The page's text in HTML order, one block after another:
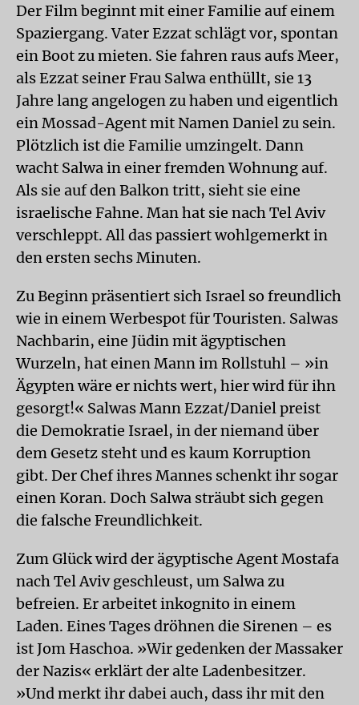
Der Film beginnt mit einer Familie auf einem
Spaziergang. Vater Ezzat schlägt vor, spontan
ein Boot zu mieten. Sie fahren raus aufs Meer,
als Ezzat seiner Frau Salwa enthüllt, sie 13
Jahre lang angelogen zu haben und eigentlich
ein Mossad-Agent mit Namen Daniel zu sein.
Plötzlich ist die Familie umzingelt. Dann
wacht Salwa in einer fremden Wohnung auf.
Als sie auf den Balkon tritt, sieht sie eine
israelische Fahne. Man hat sie nach Tel Aviv
verschleppt. All das passiert wohlgemerkt in
den ersten sechs Minuten.
Zu Beginn präsentiert sich Israel so freundlich
wie in einem Werbespot für Touristen. Salwas
Nachbarin, eine Jüdin mit ägyptischen
Wurzeln, hat einen Mann im Rollstuhl – »in
Ägypten wäre er nichts wert, hier wird für ihn
gesorgt!« Salwas Mann Ezzat/Daniel preist
die Demokratie Israel, in der niemand über
dem Gesetz steht und es kaum Korruption
gibt. Der Chef ihres Mannes schenkt ihr sogar
einen Koran. Doch Salwa sträubt sich gegen
die falsche Freundlichkeit.
Zum Glück wird der ägyptische Agent Mostafa
nach Tel Aviv geschleust, um Salwa zu
befreien. Er arbeitet inkognito in einem
Laden. Eines Tages dröhnen die Sirenen – es
ist Jom Haschoa. »Wir gedenken der Massaker
der Nazis« erklärt der alte Ladenbesitzer.
»Und merkt ihr dabei auch, dass ihr mit den